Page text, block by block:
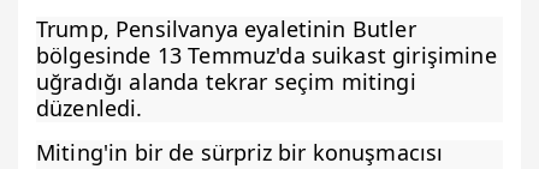
Trump, Pensilvanya eyaletinin Butler
bölgesinde 13 Temmuz'da suikast girişimine
uğradığı alanda tekrar seçim mitingi
düzenledi.
Miting'in bir de sürpriz bir konuşmacısı